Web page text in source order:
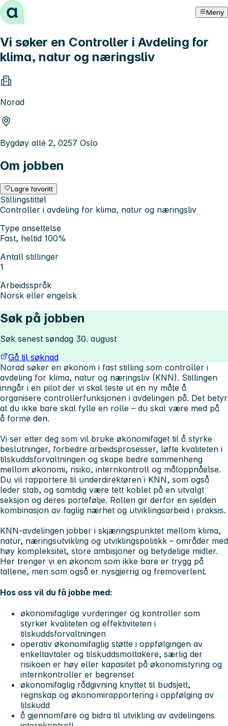
Hopp til innhold Meny
Vi søker en Controller i Avdeling for
klima, natur og næringsliv
Norad
Bygdøy allé 2, 0257 Oslo
Om jobben
Lagre favoritt
Stillingstittel
Controller i avdeling for klima, natur og næringsliv
Type ansettelse
Fast, heltid 100%
Antall stillinger
1
Arbeidsspråk
Norsk eller engelsk
Søk på jobben
Søk senest søndag 30. august
Gå til søknad
Norad søker en økonom i fast stilling som controller i
avdeling for klima, natur og næringsliv (KNN). Stillingen
inngår i en pilot der vi skal teste ut en ny måte å
organisere controllerfunksjonen i avdelingen på. Det betyr
at du ikke bare skal fylle en rolle – du skal være med på
å forme den.
Vi ser etter deg som vil bruke økonomifaget til å styrke
beslutninger, forbedre arbeidsprosesser, løfte kvaliteten i
tilskuddsforvaltningen og skape bedre sammenheng
mellom økonomi, risiko, internkontroll og måloppnåelse.
Du vil rapportere til underdirektøren i KNN, som også
leder stab, og samtidig være tett koblet på en utvalgt
seksjon og deres portefølje. Rollen gir derfor en sjelden
kombinasjon av faglig nærhet og utviklingsarbeid i praksis.
KNN-avdelingen jobber i skjæringspunktet mellom klima,
natur, næringsutvikling og utviklingspolitikk – områder med
høy kompleksitet, store ambisjoner og betydelige midler.
Her trenger vi en økonom som ikke bare er trygg på
tallene, men som også er nysgjerrig og fremoverlent.
Hos oss vil du få jobbe med:
økonomifaglige vurderinger og kontroller som
styrker kvaliteten og effektiviteten i
tilskuddsforvaltningen
operativ økonomifaglig støtte i oppfølgingen av
enkeltavtaler og tilskuddsmottakere, særlig der
risikoen er høy eller kapasitet på økonomistyring og
internkontroller er begrenset
økonomifaglig rådgivning knyttet til budsjett,
regnskap og økonomirapportering i oppfølging av
tilskudd
å gjennomføre og bidra til utvikling av avdelingens